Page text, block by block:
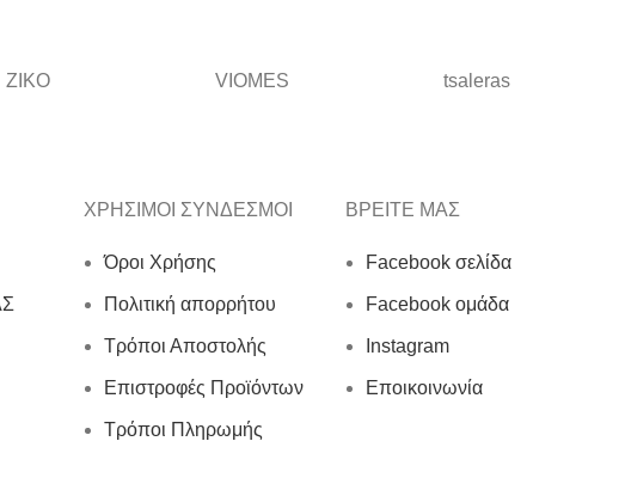
ZIKO VIOMES tsaleras
ΧΡΗΣΙΜΟΙ ΣΥΝΔΕΣΜΟΙ
Όροι Χρήσης
Πολιτική απορρήτου
Τρόποι Αποστολής
Επιστροφές Προϊόντων
Τρόποι Πληρωμής
ΒΡΕΙΤΕ ΜΑΣ
Facebook σελίδα
Facebook ομάδα
Instagram
Εποικοινωνία